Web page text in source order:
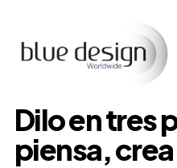
Dilo en tres
piensa,